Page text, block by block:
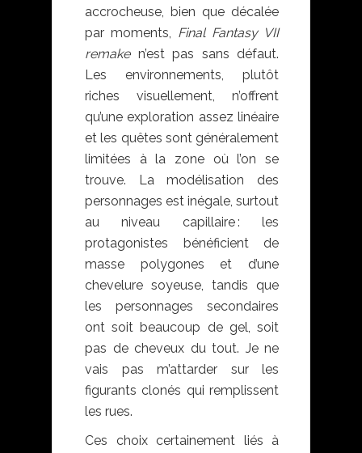
accrocheuse, bien que décalée
par moments, Final Fantasy VII
remaken’est pas sans défaut.
Les environnements, plutôt
riches visuellement, n’offrent
qu’une exploration assez linéaire
et les quêtes sont généralement
limitées à la zone où l’on se
trouve. La modélisation des
personnages est inégale, surtout
au niveau capillaire : les
protagonistes bénéficient de
masse polygones et d’une
chevelure soyeuse, tandis que
les personnages secondaires
ont soit beaucoup de gel, soit
pas de cheveux du tout. Je ne
vais pas m’attarder sur les
figurants clonés qui remplissent
les rues.
Ces choix certainement liés à